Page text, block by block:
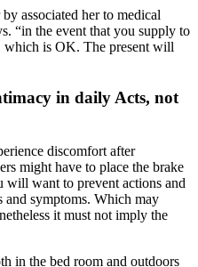
associated her to medical
“in the event that you supply to
which is OK. The present will
in daily Acts, not
discomfort after
might have to place the brake
will want to prevent actions and
and symptoms. Which may
it must not imply the
in the bed room and outdoors